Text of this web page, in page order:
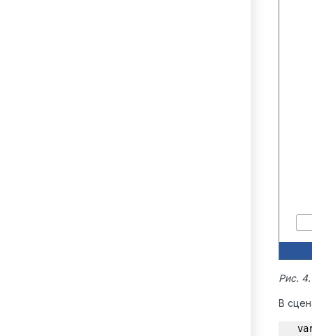
Рис.
В